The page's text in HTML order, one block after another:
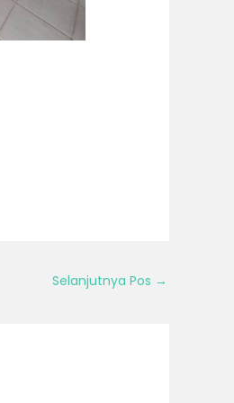
Selanjutnya Pos →